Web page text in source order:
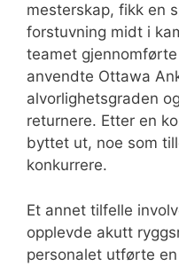
mesterskap, fikk en
forstuvning midt i
teamet
anvendte Ottawa
alvorlighetsgraden
returnere. Etter en
byttet ut, noe som
konkurrere.
Et annet tilfelle
opplevde akutt
personalet utførte